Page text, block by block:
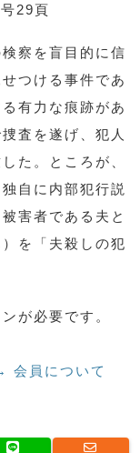
29頁
察を盲目的に信
つける事件であ
有力な痕跡があ
査を遂げ、犯人
た。ところが、
自に内部犯行説
害者である夫と
を「夫殺しの犯
が必要です。
会員について